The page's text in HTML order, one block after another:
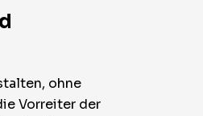
ohne
Vorreiter der